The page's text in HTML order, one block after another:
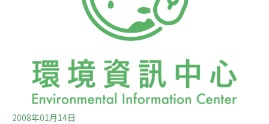
怒江幹流上建水利發電站，不會傷害環境、不會影響世界
遺產保護地、不會影響土著文化、不會滅絕怒江地區的植
物和動物、不會安置不好移民、不會讓移民沒房住沒飯
2008年01月14日